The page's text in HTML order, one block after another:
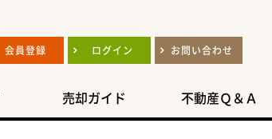
会員登録 ログイン お問い合わせ
売却ガイド 不動産Ｑ＆Ａ